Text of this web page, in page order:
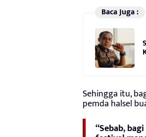
Baca Juga :
Sehingga itu,
pemda halsel
“Sebab,